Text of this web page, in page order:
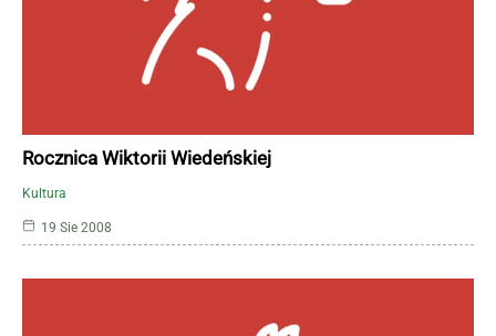
Kultura
Rocznica Wiktorii Wiedeńskiej
19 Sie 2008